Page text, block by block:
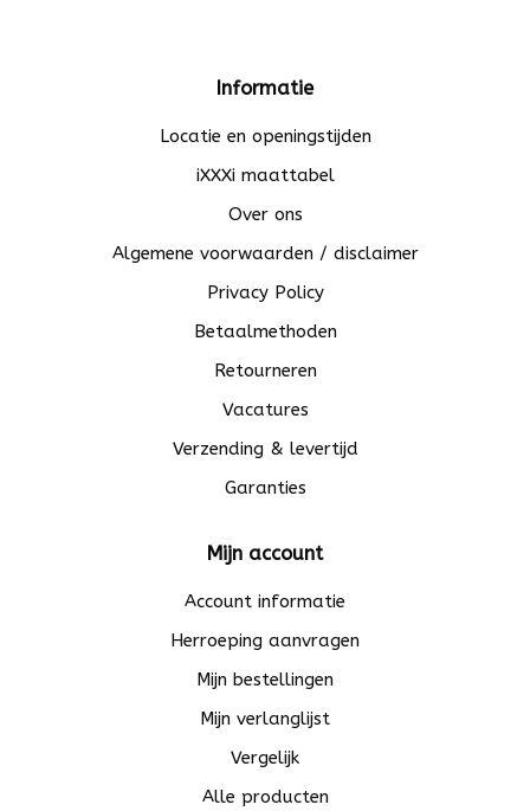
Informatie
Locatie en openingstijden
iXXXi maattabel
Over ons
Algemene voorwaarden / disclaimer
Privacy Policy
Betaalmethoden
Retourneren
Vacatures
Verzending & levertijd
Garanties
Mijn account
Account informatie
Herroeping aanvragen
Mijn bestellingen
Mijn verlanglijst
Vergelijk
Alle producten